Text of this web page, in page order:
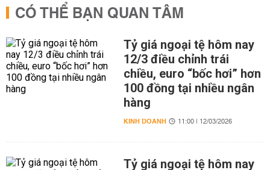
CÓ THỂ BẠN QUAN TÂM
Tỷ giá ngoại tệ hôm nay
12/3 điều chỉnh trái
chiều, euro “bốc hơi” hơn
100 đồng tại nhiều ngân
hàng
KINH DOANH 11:00 | 12/03/2026
Tỷ giá ngoại tệ hôm nay